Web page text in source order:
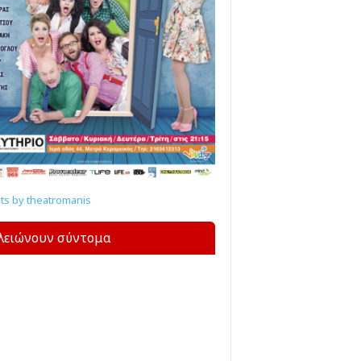
by theatromanis
σύντομα